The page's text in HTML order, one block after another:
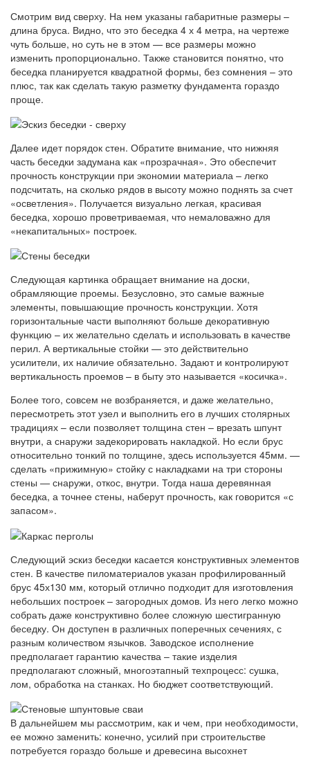
Смотрим вид сверху. На нем указаны габаритные размеры –
длина бруса. Видно, что это беседка 4 х 4 метра, на чертеже
чуть больше, но суть не в этом — все размеры можно
изменить пропорционально. Также становится понятно, что
беседка планируется квадратной формы, без сомнения – это
плюс, так как сделать такую ​​разметку фундамента гораздо
проще.
Далее идет порядок стен. Обратите внимание, что нижняя
часть беседки задумана как «прозрачная». Это обеспечит
прочность конструкции при экономии материала – легко
подсчитать, на сколько рядов в высоту можно поднять за счет
«осветления». Получается визуально легкая, красивая
беседка, хорошо проветриваемая, что немаловажно для
«некапитальных» построек.
Следующая картинка обращает внимание на доски,
обрамляющие проемы. Безусловно, это самые важные
элементы, повышающие прочность конструкции. Хотя
горизонтальные части выполняют больше декоративную
функцию – их желательно сделать и использовать в качестве
перил. А вертикальные стойки — это действительно
усилители, их наличие обязательно. Задают и контролируют
вертикальность проемов – в быту это называется «косичка».
Более того, совсем не возбраняется, и даже желательно,
пересмотреть этот узел и выполнить его в лучших столярных
традициях – если позволяет толщина стен – врезать шпунт
внутри, а снаружи задекорировать накладкой. Но если брус
относительно тонкий по толщине, здесь используется 45мм. —
сделать «прижимную» стойку с накладками на три стороны
стены — снаружи, откос, внутри. Тогда наша деревянная
беседка, а точнее стены, наберут прочность, как говорится «с
запасом».
Следующий эскиз беседки касается конструктивных элементов
стен. В качестве пиломатериалов указан профилированный
брус 45х130 мм, который отлично подходит для изготовления
небольших построек – загородных домов. Из него легко можно
собрать даже конструктивно более сложную шестигранную
беседку. Он доступен в различных поперечных сечениях, с
разным количеством язычков. Заводское исполнение
предполагает гарантию качества – такие изделия
предполагают сложный, многоэтапный техпроцесс: сушка,
лом, обработка на станках. Но бюджет соответствующий.
В дальнейшем мы рассмотрим, как и чем, при необходимости,
ее можно заменить: конечно, усилий при строительстве
потребуется гораздо больше и древесина высохнет